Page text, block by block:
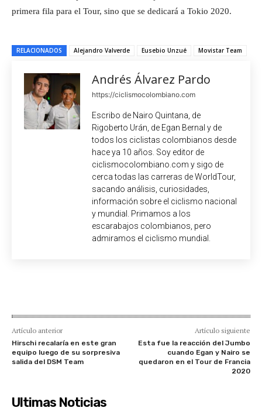
primera fila para el Tour, sino que se dedicará a Tokio 2020.
RELACIONADOS Alejandro Valverde Eusebio Unzué Movistar Team
Andrés Álvarez Pardo
https://ciclismocolombiano.com
Escribo de Nairo Quintana, de
Rigoberto Urán, de Egan Bernal y de
todos los ciclistas colombianos desde
hace ya 10 años. Soy editor de
ciclismocolombiano.com y sigo de
cerca todas las carreras de WorldTour,
sacando análisis, curiosidades,
información sobre el ciclismo nacional
y mundial. Primamos a los
escarabajos colombianos, pero
admiramos el ciclismo mundial.
Artículo anterior
Hirschi recalaría en este gran
equipo luego de su sorpresiva
salida del DSM Team
Artículo siguiente
Esta fue la reacción del Jumbo
cuando Egan y Nairo se
quedaron en el Tour de Francia
2020
Ultimas Noticias